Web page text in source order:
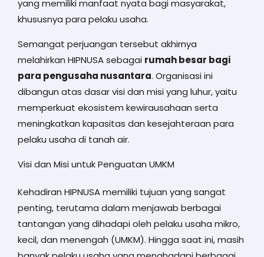
yang memiliki manfaat nyata bagi masyarakat,
khususnya para pelaku usaha.
Semangat perjuangan tersebut akhirnya
melahirkan HIPNUSA sebagai rumah besar bagi
para pengusaha nusantara. Organisasi ini
dibangun atas dasar visi dan misi yang luhur, yaitu
memperkuat ekosistem kewirausahaan serta
meningkatkan kapasitas dan kesejahteraan para
pelaku usaha di tanah air.
Visi dan Misi untuk Penguatan UMKM
Kehadiran HIPNUSA memiliki tujuan yang sangat
penting, terutama dalam menjawab berbagai
tantangan yang dihadapi oleh pelaku usaha mikro,
kecil, dan menengah (UMKM). Hingga saat ini, masih